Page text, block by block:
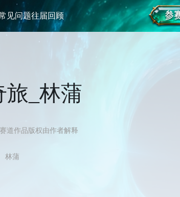
见问题往届回顾
旅_林蒲
赛道作品版权由作者解释
林蒲